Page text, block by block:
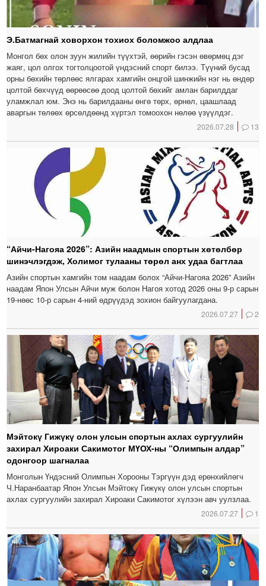
Э.Батмагнай ховорхон тохиох боломжоо алдлаа
Монгол бөх олон зуун жилийн түүхтэй, өөрийн гэсэн өвөрмөц дэг
жаяг, цол олгох тогтолцоотой үндэсний спорт билээ. Түүний бусад
орны бөхийн төрлөөс ялгарах хамгийн онцгой шинжийн нэг нь өндөр
цолтой бөхчүүд өөрөөсөө доод цолтой бөхийг амлан барилддаг
уламжлал юм. Энэ нь барилдааны өнгө төрх, өрнөл, цаашлаад
аваргын төлөөх өрсөлдөөнд хүртэл томоохон нөлөө үзүүлдэг.
2026.07.28 13
“Айчи-Нагояа 2026”: Азийн наадмын спортын хөтөлбөр
шинэчлэгдэж, Холимог тулааны төрөл анх удаа багтлаа
Азийн спортын хамгийн том наадам болох “Айчи-Нагояа 2026” Азийн
наадам Япон Улсын Айчи муж болон Нагоя хотод 2026 оны 9-р сарын
19-нөөс 10-р сарын 4-ний өдрүүдэд зохион байгуулагдана.
2026.07.27 2
Мэйтокү Гижүкү олон улсын спортын ахлах сургуулийн
захирал Хироаки Сакимотог МҮОХ-ны “Олимпын алдар”
одонгоор шагналаа
Монголын Үндэсний Олимпын Хорооны Тэргүүн дэд ерөнхийлөгч
Ч.Наранбаатар Япон Улсын Мэйтокү Гижүкү олон улсын спортын
ахлах сургуулийн захирал Хироаки Сакимотог хүлээн авч уулзлаа.
2026.07.27 1